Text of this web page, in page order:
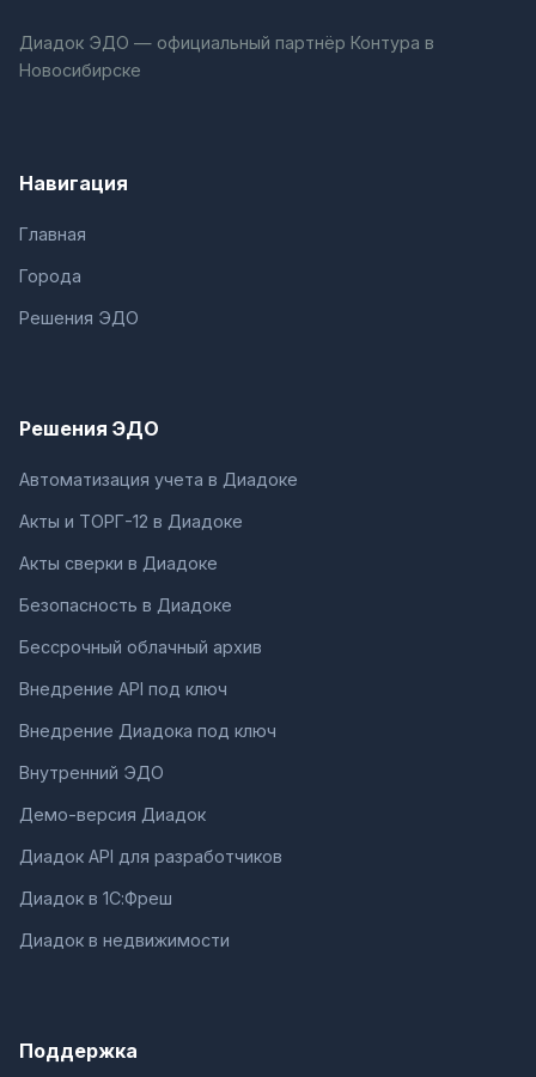
Диадок ЭДО — официальный партнёр Контура в
Новосибирске
Навигация
Главная
Города
Решения ЭДО
Решения ЭДО
Автоматизация учета в Диадоке
Акты и ТОРГ-12 в Диадоке
Акты сверки в Диадоке
Безопасность в Диадоке
Бессрочный облачный архив
Внедрение API под ключ
Внедрение Диадока под ключ
Внутренний ЭДО
Демо-версия Диадок
Диадок API для разработчиков
Диадок в 1С:Фреш
Диадок в недвижимости
Поддержка